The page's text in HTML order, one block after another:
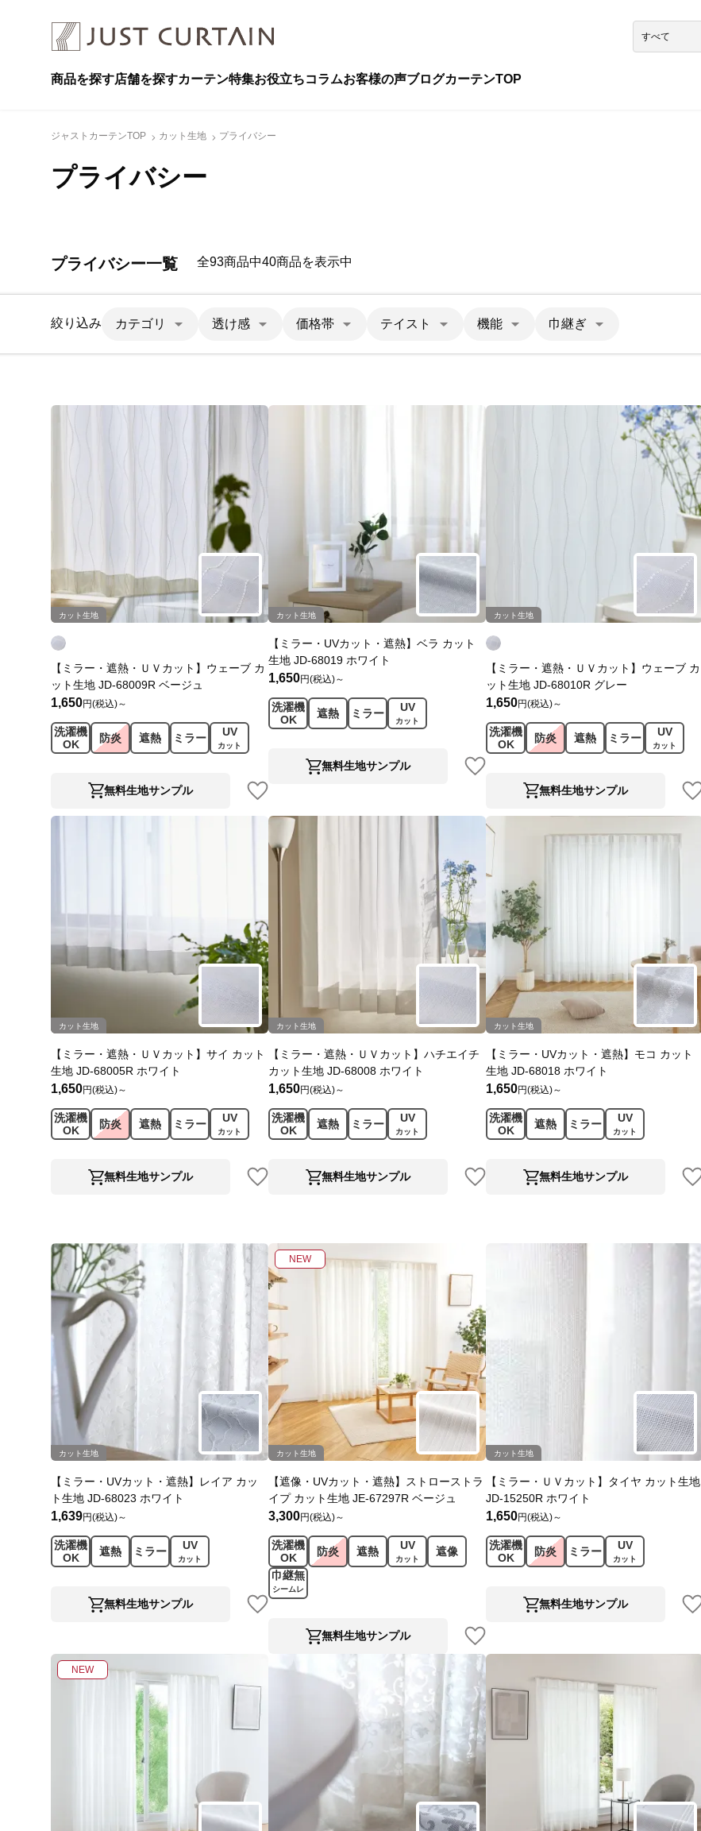
商品を探す店舗を探すカーテン特集お役立ちコラムお客様の声ブログカーテンTOP
ジャストカーテンTOP カット生地 プライバシー
プライバシー
プライバシー一覧 全93商品中40商品を表示中
絞り込み カテゴリ 透け感 価格帯 テイスト 機能 巾継ぎ
カット生地
【ミラー・遮熱・ＵＶカット】ウェーブ カ
ット生地 JD-68009R ベージュ
1,650円(税込)～
洗濯機
OK
防炎 遮熱 ミラー UV
カット
無料生地サンプル
カット生地
【ミラー・UVカット・遮熱】ベラ カット
生地 JD-68019 ホワイト
1,650円(税込)～
洗濯機
OK
遮熱 ミラー UV
カット
無料生地サンプル
カット生地
【ミラー・遮熱・ＵＶカット】ウェーブ カ
ット生地 JD-68010R グレー
1,650円(税込)～
洗濯機
OK
防炎 遮熱 ミラー UV
カット
無料生地サンプル
カット生地
【ミラー・遮熱・ＵＶカット】サイ カット
生地 JD-68005R ホワイト
1,650円(税込)～
洗濯機
OK
防炎 遮熱 ミラー UV
カット
無料生地サンプル
カット生地
【ミラー・遮熱・ＵＶカット】ハチエイチ
カット生地 JD-68008 ホワイト
1,650円(税込)～
洗濯機
OK
遮熱 ミラー UV
カット
無料生地サンプル
カット生地
【ミラー・UVカット・遮熱】モコ カット
生地 JD-68018 ホワイト
1,650円(税込)～
洗濯機
OK
遮熱 ミラー UV
カット
無料生地サンプル
カット生地
【ミラー・UVカット・遮熱】レイア カッ
ト生地 JD-68023 ホワイト
1,639円(税込)～
洗濯機
OK
遮熱 ミラー UV
カット
無料生地サンプル
NEW
カット生地
【遮像・UVカット・遮熱】ストローストラ
イプ カット生地 JE-67297R ベージュ
3,300円(税込)～
洗濯機
OK
防炎 遮熱 UV
カット
遮像
巾継無
シームレ
ス
無料生地サンプル
カット生地
【ミラー・ＵＶカット】タイヤ カット生地
JD-15250R ホワイト
1,650円(税込)～
洗濯機
OK
防炎 ミラー UV
カット
無料生地サンプル
NEW